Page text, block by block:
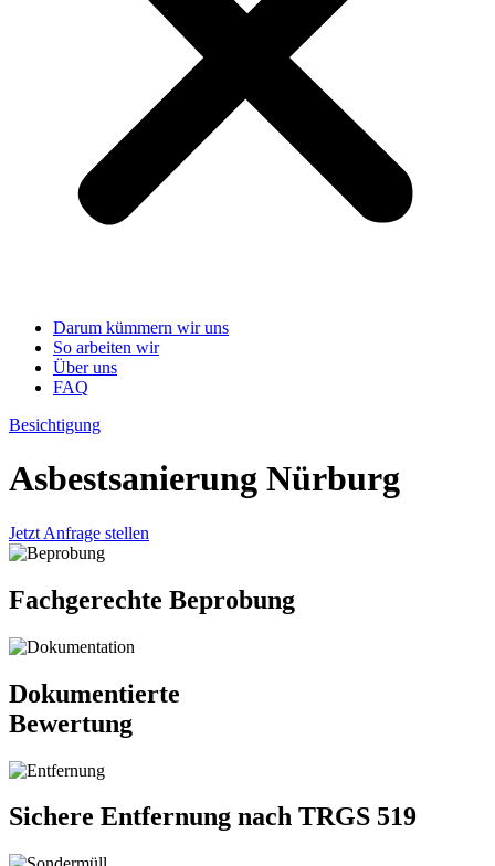
Darum kümmern wir uns
So arbeiten wir
Über uns
FAQ
Besichtigung
Asbestsanierung Nürburg
Jetzt Anfrage stellen
Fachgerechte Beprobung
Dokumentierte
Bewertung
Sichere Entfernung nach TRGS 519